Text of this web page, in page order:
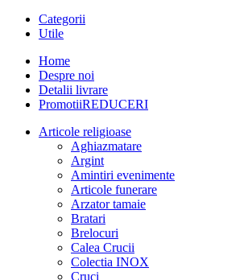
Categorii
Utile
Home
Despre noi
Detalii livrare
PromotiiREDUCERI
Articole religioase
Aghiazmatare
Argint
Amintiri evenimente
Articole funerare
Arzator tamaie
Bratari
Brelocuri
Calea Crucii
Colectia INOX
Cruci